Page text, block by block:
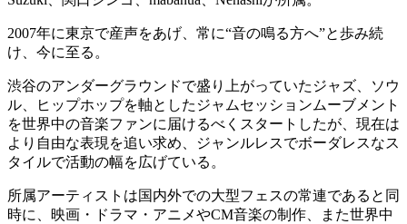
2007年に東京で産声をあげ、常に“音の鳴る方へ”と歩み続
け、今に至る。
渋谷のアンダーグラウンドで盛り上がっていたジャズ、ソウ
ル、ヒップホップを軸としたジャムセッションムーブメント
を世界中の音楽ファンに届けるべくスタートしたが、現在は
より自由な表現を追い求め、ジャンルレスでボーダレスなス
タイルで活動の幅を広げている。
所属アーティストは国内外での大型フェスの常連であると同
時に、映画・ドラマ・アニメやCM音楽の制作、また世界中